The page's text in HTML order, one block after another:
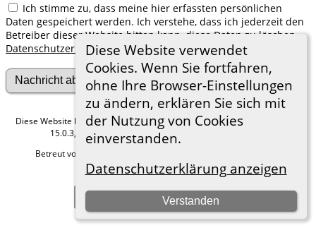
Diese Website verwendet
Cookies. Wenn Sie fortfahren,
ohne Ihre Browser-Einstellungen
zu ändern, erklären Sie sich mit
der Nutzung von Cookies
einverstanden.
Datenschutzerklärung anzeigen
Verstanden
Ich stimme zu, dass meine hier erfassten persönlichen
Daten gespeichert werden. Ich verstehe, dass ich jederzeit den
Betreiber dieser Website bitten kann, diese Daten zu löschen.
Datenschutzerklärung
Diese Website läuft mit The Next Generation of Genealogy Sitebuilding
15.0.3, programmiert von Darrin Lythgoe © 2001-2026.
Betreut von
Hier geht es zum Impressum
Zur Desktop-Webseite wechseln